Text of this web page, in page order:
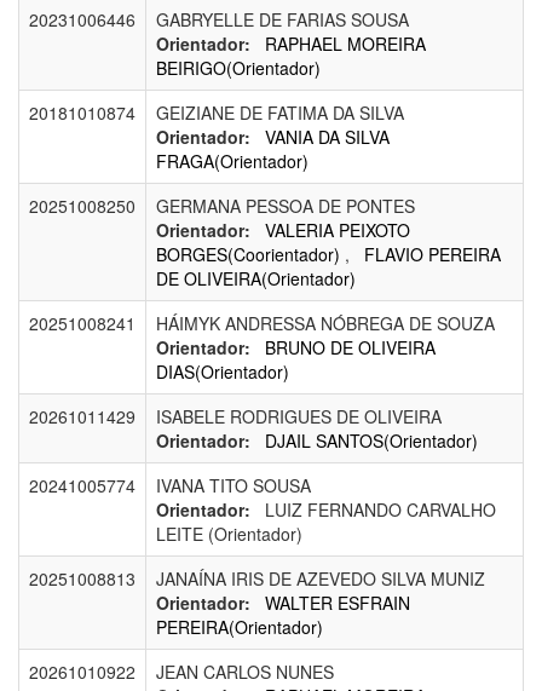
20231006446
GABRYELLE DE FARIAS SOUSA
Orientador:
RAPHAEL MOREIRA
BEIRIGO(Orientador)
20181010874
GEIZIANE DE FATIMA DA SILVA
Orientador:
VANIA DA SILVA
FRAGA(Orientador)
20251008250
GERMANA PESSOA DE PONTES
Orientador:
VALERIA PEIXOTO
BORGES(Coorientador) , FLAVIO PEREIRA
DE OLIVEIRA(Orientador)
20251008241
HÁIMYK ANDRESSA NÓBREGA DE SOUZA
Orientador:
BRUNO DE OLIVEIRA
DIAS(Orientador)
20261011429
ISABELE RODRIGUES DE OLIVEIRA
Orientador:
DJAIL SANTOS(Orientador)
20241005774
IVANA TITO SOUSA
Orientador: LUIZ FERNANDO CARVALHO
LEITE (Orientador)
20251008813
JANAÍNA IRIS DE AZEVEDO SILVA MUNIZ
Orientador:
WALTER ESFRAIN
PEREIRA(Orientador)
20261010922
JEAN CARLOS NUNES